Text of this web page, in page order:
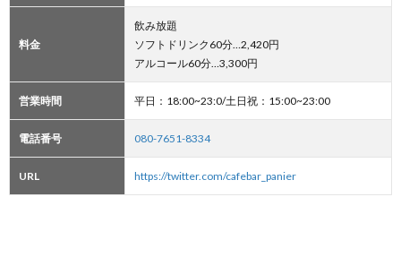
料金
飲み放題
ソフトドリンク60分…2,420円
アルコール60分…3,300円
営業時間 平日：18:00~23:0/土日祝：15:00~23:00
電話番号 080-7651-8334
URL https://twitter.com/cafebar_panier